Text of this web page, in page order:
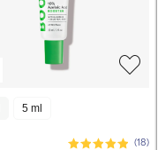
5 ml
(18)